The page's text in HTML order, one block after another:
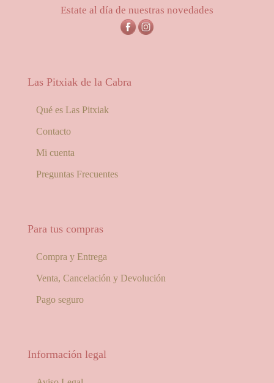
Estate al día de nuestras novedades
Las Pitxiak de la Cabra
Qué es Las Pitxiak
Contacto
Mi cuenta
Preguntas Frecuentes
Para tus compras
Compra y Entrega
Venta, Cancelación y Devolución
Pago seguro
Información legal